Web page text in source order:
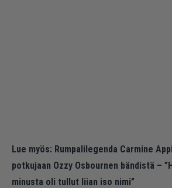
Lue myös: Rumpalilegenda Carmine
potkujaan Ozzy Osbournen bändistä –
minusta oli tullut liian iso nimi”